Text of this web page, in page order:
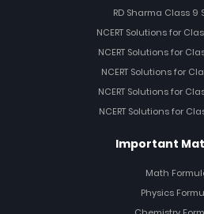
RD Sharma Class 9
NCERT Solutions for
NCERT Solutions for
NCERT Solutions for
NCERT Solutions for
NCERT Solutions for
Important
Math
Physics